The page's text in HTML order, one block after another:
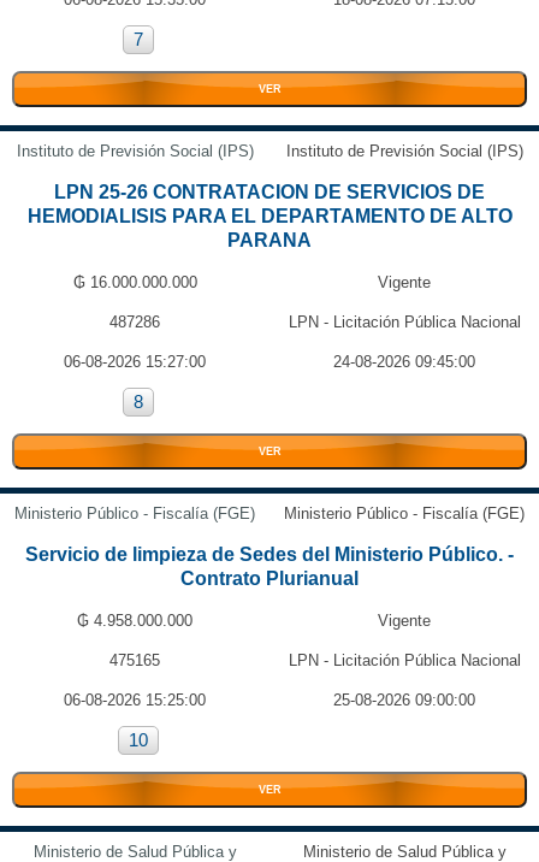
7
VER
Instituto de Previsión Social (IPS) Instituto de Previsión Social (IPS)
LPN 25-26 CONTRATACION DE SERVICIOS DE
HEMODIALISIS PARA EL DEPARTAMENTO DE ALTO
PARANA
₲ 16.000.000.000 Vigente
487286 LPN - Licitación Pública Nacional
06-08-2026 15:27:00 24-08-2026 09:45:00
8
VER
Ministerio Público - Fiscalía (FGE) Ministerio Público - Fiscalía (FGE)
Servicio de limpieza de Sedes del Ministerio Público. -
Contrato Plurianual
₲ 4.958.000.000 Vigente
475165 LPN - Licitación Pública Nacional
06-08-2026 15:25:00 25-08-2026 09:00:00
10
VER
Ministerio de Salud Pública y
Ministerio de Salud Pública y